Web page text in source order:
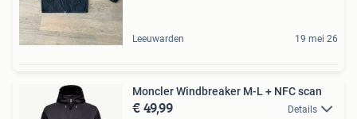
Leeuwarden 19 mei 26
Moncler Windbreaker M-L + NFC scan
€ 49,99 Details